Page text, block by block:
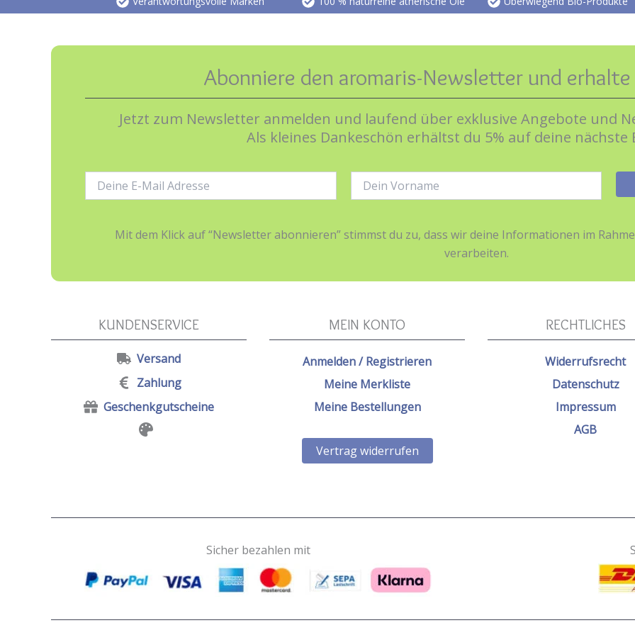
können
der
Produktseite
gewählt
Abonniere den aromaris-Newsletter und
Jetzt zum Newsletter anmelden und laufend über exklusive Angebote und
Als kleines Dankeschön erhältst du 5% auf deine nächste
Mail-
Mit dem Klick auf “Newsletter abonnieren” stimmst du zu, dass wir deine Informationen im
verarbeiten.
KUNDENSERVICE
Versand
Zahlung
Geschenkgutscheine
MEIN KONTO
Anmelden / Registrieren
Meine Merkliste
Meine Bestellungen
Vertrag widerrufen
RECHTLICHES
Widerrufsrecht
Datenschutz
Impressum
AGB
Sicher bezahlen mit